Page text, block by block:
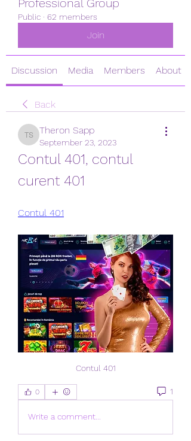
Professional Group
Public · 62 members
Join
Discussion Media Members About
Back
Theron Sapp
Theron Sapp
September 23, 2023
Contul 401, contul
curent 401
Contul 401
Contul 401
0 1
Write a comment...